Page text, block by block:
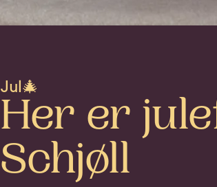
Jul🎄
Her er
Schjøll